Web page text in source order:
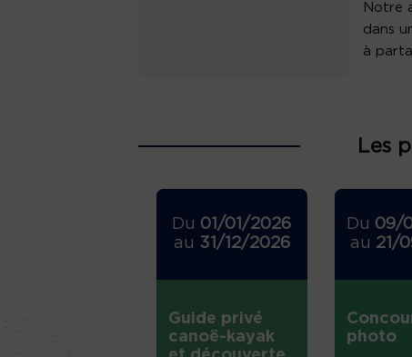
Notre
dans
à
Les
Du 01/01/2026
au 31/12/2026
Guide privé
canoë-kayak
Du 09/
au 21/
photo